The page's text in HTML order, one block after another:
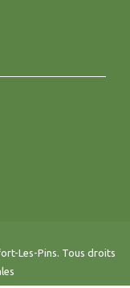
Les-Pins. Tous droits